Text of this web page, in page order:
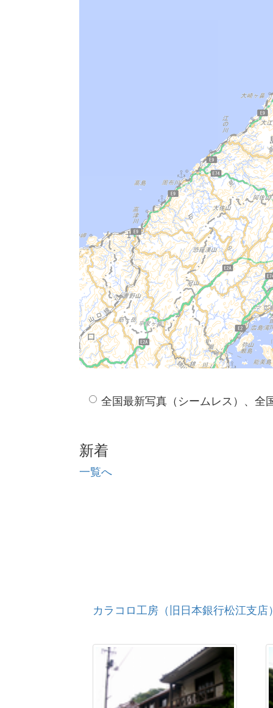
全国最新写真（シームレス）、全
新着
一覧へ
カラコロ工房（旧日本銀行松江支店